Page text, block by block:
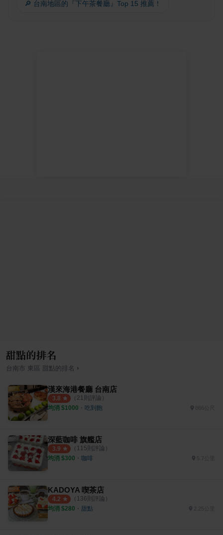
🔎 台南地區的『下午茶餐廳』Top 15 推薦！
甜點的排名
台南市 東區 甜點的排名 ›
漢來海港餐廳 台南店
3.8 （ 21則評論）
均消 $1000 ・ 吃到飽
深藍咖啡 旗艦店
3.9 （ 115則評論）
均消 $300 ・ 咖啡 5.7公里
KADOYA 喫茶店
4.2 （ 136則評論）
均消 $280 ・ 甜點 2.25公里